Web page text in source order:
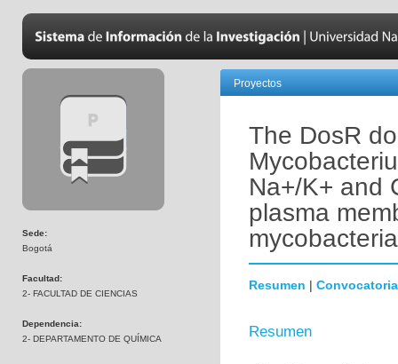
Sede:
Bogotá
Facultad:
2- FACULTAD DE CIENCIAS
Dependencia:
2- DEPARTAMENTO DE QUÍMICA
Proyectos
The DosR
Na+/K+ and
plasma
mycobacteria
Resumen | Convocatoria
Resumen